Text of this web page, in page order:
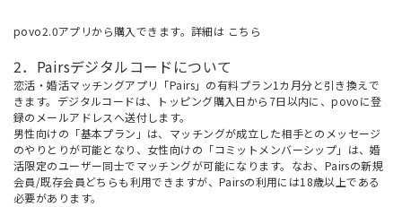
povo2.0アプリから購入できます。詳細は こちら
2．Pairsデジタルコードについて
恋活・婚活マッチングアプリ「Pairs」の有料プラン1カ月分と引き換えで
きます。デジタルコードは、トッピング購入日から7日以内に、povoに登
録のメールアドレスへ送付します。
男性向けの「基本プラン」は、マッチングが成立した相手とのメッセージ
のやりとりが可能となり、女性向けの「コミットメンバーシップ」は、婚
活限定のユーザー同士でマッチングが可能になります。なお、Pairsの新規
会員/既存会員どちらも利用できますが、Pairsの利用には18歳以上である
必要があります。